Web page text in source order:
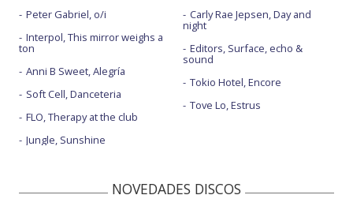
Peter Gabriel, o/i
Interpol, This mirror weighs a
ton
Anni B Sweet, Alegría
Soft Cell, Danceteria
FLO, Therapy at the club
Jungle, Sunshine
Carly Rae Jepsen, Day and
night
Editors, Surface, echo &
sound
Tokio Hotel, Encore
Tove Lo, Estrus
NOVEDADES DISCOS